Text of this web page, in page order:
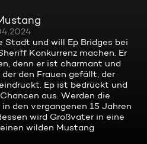
Stadt und will Ep Bridges bei
Konkurrenz machen. Er
denn er ist charmant und
den Frauen gefällt, der
Ep ist bedrückt und
aus. Werden die
den vergangenen 15 Jahren
wird Großvater in eine
wilden Mustang